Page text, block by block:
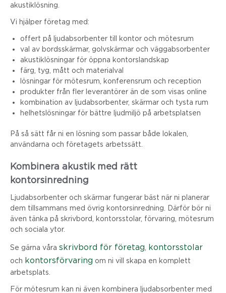
akustiklösning.
Vi hjälper företag med:
offert på ljudabsorbenter till kontor och mötesrum
val av bordsskärmar, golvskärmar och väggabsorbenter
akustiklösningar för öppna kontorslandskap
färg, tyg, mått och materialval
lösningar för mötesrum, konferensrum och reception
produkter från fler leverantörer än de som visas online
kombination av ljudabsorbenter, skärmar och tysta rum
helhetslösningar för bättre ljudmiljö på arbetsplatsen
På så sätt får ni en lösning som passar både lokalen,
användarna och företagets arbetssätt.
Kombinera akustik med rätt
kontorsinredning
Ljudabsorbenter och skärmar fungerar bäst när ni planerar
dem tillsammans med övrig kontorsinredning. Därför bör ni
även tänka på skrivbord, kontorsstolar, förvaring, mötesrum
och sociala ytor.
Se gärna våra skrivbord för företag kontorsstolar
och kontorsförvaring om ni vill skapa en komplett
arbetsplats.
För mötesrum kan ni även kombinera ljudabsorbenter med